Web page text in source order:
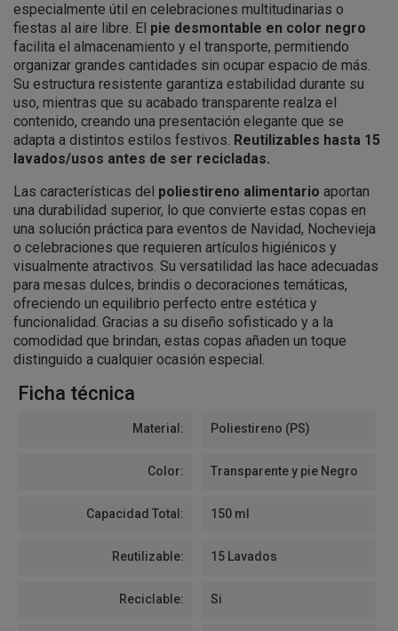
especialmente útil en celebraciones multitudinarias o
fiestas al aire libre. El pie desmontable en color negro
facilita el almacenamiento y el transporte, permitiendo
organizar grandes cantidades sin ocupar espacio de más.
Su estructura resistente garantiza estabilidad durante su
uso, mientras que su acabado transparente realza el
contenido, creando una presentación elegante que se
adapta a distintos estilos festivos. Reutilizables hasta 15
lavados/usos antes de ser recicladas.
Las características del poliestireno alimentario aportan
una durabilidad superior, lo que convierte estas copas en
una solución práctica para eventos de Navidad, Nochevieja
o celebraciones que requieren artículos higiénicos y
visualmente atractivos. Su versatilidad las hace adecuadas
para mesas dulces, brindis o decoraciones temáticas,
ofreciendo un equilibrio perfecto entre estética y
funcionalidad. Gracias a su diseño sofisticado y a la
comodidad que brindan, estas copas añaden un toque
distinguido a cualquier ocasión especial.
Ficha técnica
Material: Poliestireno (PS)
Color: Transparente y pie Negro
Capacidad Total: 150 ml
Reutilizable: 15 Lavados
Reciclable: Si